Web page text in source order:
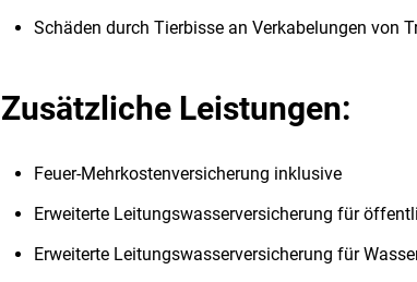
Schäden durch Tierbisse an Verkabelungen von
Zusätzliche Leistungen:
Feuer-Mehrkostenversicherung inklusive
Erweiterte Leitungswasserversicherung für
Erweiterte Leitungswasserversicherung für